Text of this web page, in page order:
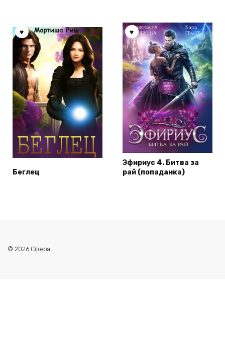
Беглец
Эфириус 4. Битва за
рай (попаданка)
© 2026 Сфера